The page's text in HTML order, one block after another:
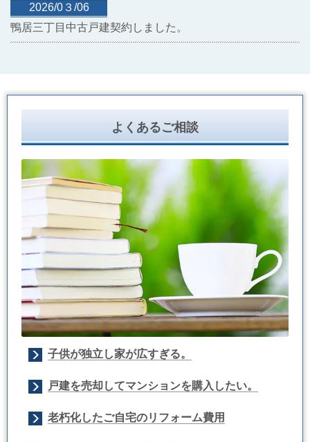
2026/0３/06
鴨居三丁目中古戸建契約しました。
よくあるご相談
子供が独立し家が広すぎる。
戸建を売却してマンションを購入したい。
老朽化したご自宅のリフォーム費用